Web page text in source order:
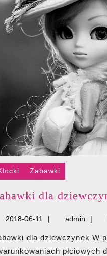
Zabawki
dla
2018-06-11 2018-
11
admin admin